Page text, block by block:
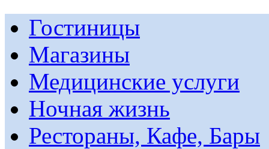
Гостиницы
Магазины
Медицинские услуги
Ночная жизнь
Рестораны, Кафе, Бары